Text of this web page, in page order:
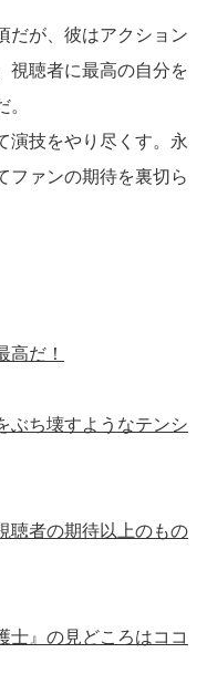
だが、彼はアクション
視聴者に最高の自分を
演技をやり尽くす。永
ファンの期待を裏切ら
高だ！
ぶち壊すようなテンシ
聴者の期待以上のもの
士』の見どころはココ